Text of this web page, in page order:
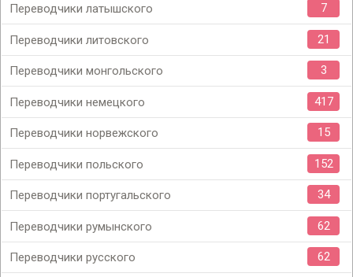
Переводчики латышского 7
Переводчики литовского 21
Переводчики монгольского 3
Переводчики немецкого 417
Переводчики норвежского 15
Переводчики польского 152
Переводчики португальского 34
Переводчики румынского 62
Переводчики русского 62